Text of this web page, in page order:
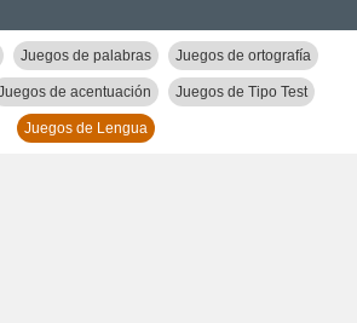
Juegos de palabras Juegos de ortografía
de acentuación Juegos de Tipo Test
Juegos de Lengua